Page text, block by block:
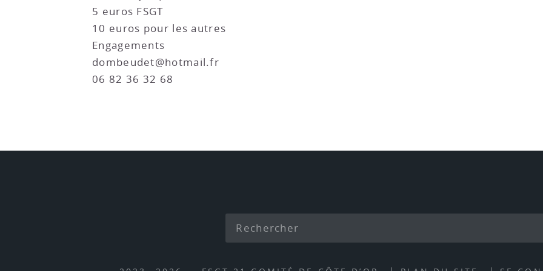
5 euros FSGT
10 euros pour les autres
Engagements
dombeudet@hotmail.fr
06 82 36 32 68